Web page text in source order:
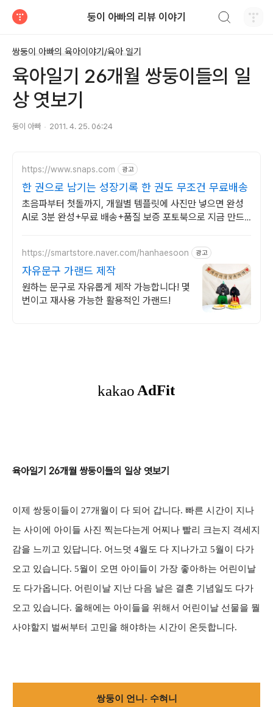
둥이 아빠의 리뷰 이야기
쌍둥이 아빠의 육아이야기/육아 일기
육아일기 26개월 쌍둥이들의 일
상 엿보기
둥이 아빠 2011. 4. 25. 06:24
https://www.snaps.com 광고
한 권으로 남기는 성장기록 한 권도 무조건 무료배송
초음파부터 첫돌까지, 개월별 템플릿에 사진만 넣으면 완성
AI로 3분 완성+무료 배송+품질 보증 포토북으로 지금 만드
https://smartstore.naver.com/hanhaesoon 광고
자유문구 가랜드 제작
원하는 문구로 자유롭게 제작 가능합니다! 몇
번이고 재사용 가능한 활용적인 가랜드!
육아일기 26개월 쌍둥이들의 일상 엿보기
이제 쌍둥이들이 27개월이 다 되어 갑니다. 빠른 시간이 지나
는 사이에 아이들 사진 찍는다는게 어찌나 빨리 크는지 격세지
감을 느끼고 있답니다. 어느덧 4월도 다 지나가고 5월이 다가
오고 있습니다. 5월이 오면 아이들이 가장 좋아하는 어린이날
도 다가옵니다. 어린이날 지난 다음 날은 결혼 기념일도 다가
오고 있습니다. 올해에는 아이들을 위해서 어린이날 선물을 뭘
사야할지 벌써부터 고민을 해야하는 시간이 온듯합니다.
쌍둥이 언니- 수혀니